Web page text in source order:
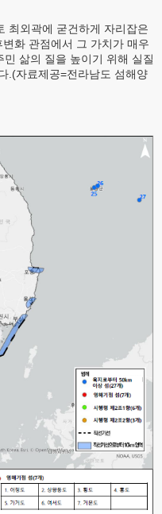
최외곽에 굳건하게 자리잡은
화 관점에서 그 가치가 매우
민 삶의 질을 높이기 위해 실질
.(자료제공=전라남도 섬해양